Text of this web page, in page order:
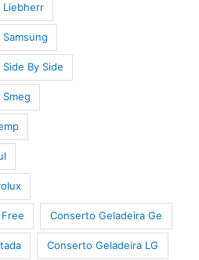
Liebherr
By Side
Conserto Geladeira Ge
Conserto Geladeira LG